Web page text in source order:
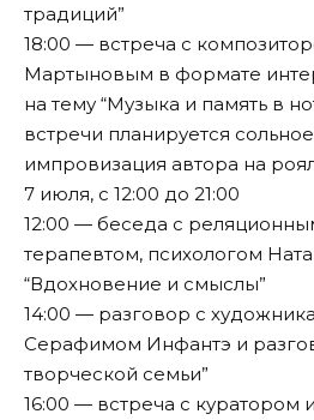
традиций”
18:00 — встреча с
Мартыновым в формате
на тему “Музыка и память в
встречи планируется
импровизация автора на
7 июля, с 12:00 до 21:00
12:00 — беседа с
терапевтом, психологом
“Вдохновение и смыслы”
14:00 — разговор с
Серафимом Инфантэ и
творческой семьи”
16:00 — встреча с куратором